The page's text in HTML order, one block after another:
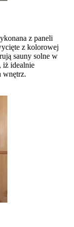
z paneli
z kolorowej
sauny solne w
iż idealnie
wnętrz.